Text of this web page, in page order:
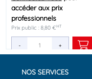
accéder aux prix
professionnels
Prix public : 8,80 €HT
- +
accéder aux prix
professionnels
Prix public : 10,00 €HT
- +
accéder aux prix
professionnels
Prix public : 11,15 €HT
- +
NOS SERVICES